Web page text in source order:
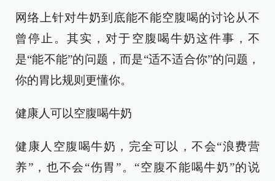
网络上针对牛奶到底能不能空腹喝的讨论从不
曾停止。其实，对于空腹喝牛奶这件事，不
是“能不能”的问题，而是“适不适合你”的问题，
你的胃比规则更懂你。
健康人可以空腹喝牛奶
健康人空腹喝牛奶，完全可以，不会“浪费营
养”，也不会“伤胃”。“空腹不能喝牛奶”的说